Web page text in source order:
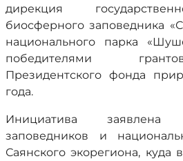
дирекция
биосферного заповедника
национального парка
победителями
Президентского фонда
года.
Инициатива
заповедников и
Саянского экорегиона, куда